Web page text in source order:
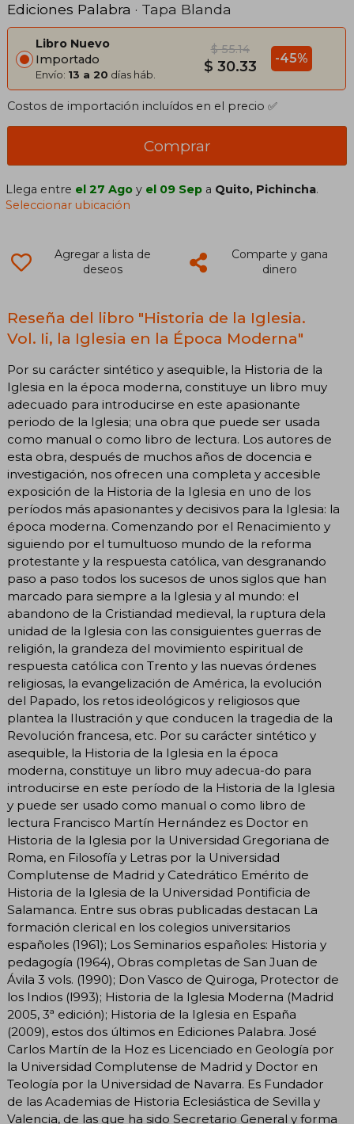
Ediciones Palabra · Tapa Blanda
Libro Nuevo
Importado
Envío: 13 a 20 días háb.
$ 55.14
$ 30.33 -45%
Costos de importación incluídos en el precio ✅
Comprar
Llega entre el 27 Ago y el 09 Sep a Quito, Pichincha.
Seleccionar ubicación
Agregar a lista de
deseos
Comparte y gana
dinero
Reseña del libro "Historia de la Iglesia.
Vol. Ii, la Iglesia en la Época Moderna"
Por su carácter sintético y asequible, la Historia de la
Iglesia en la época moderna, constituye un libro muy
adecuado para introducirse en este apasionante
periodo de la Iglesia; una obra que puede ser usada
como manual o como libro de lectura. Los autores de
esta obra, después de muchos años de docencia e
investigación, nos ofrecen una completa y accesible
exposición de la Historia de la Iglesia en uno de los
períodos más apasionantes y decisivos para la Iglesia: la
época moderna. Comenzando por el Renacimiento y
siguiendo por el tumultuoso mundo de la reforma
protestante y la respuesta católica, van desgranando
paso a paso todos los sucesos de unos siglos que han
marcado para siempre a la Iglesia y al mundo: el
abandono de la Cristiandad medieval, la ruptura dela
unidad de la Iglesia con las consiguientes guerras de
religión, la grandeza del movimiento espiritual de
respuesta católica con Trento y las nuevas órdenes
religiosas, la evangelización de América, la evolución
del Papado, los retos ideológicos y religiosos que
plantea la Ilustración y que conducen la tragedia de la
Revolución francesa, etc. Por su carácter sintético y
asequible, la Historia de la Iglesia en la época
moderna, constituye un libro muy adecua-do para
introducirse en este período de la Historia de la Iglesia
y puede ser usado como manual o como libro de
lectura Francisco Martín Hernández es Doctor en
Historia de la Iglesia por la Universidad Gregoriana de
Roma, en Filosofía y Letras por la Universidad
Complutense de Madrid y Catedrático Emérito de
Historia de la Iglesia de la Universidad Pontificia de
Salamanca. Entre sus obras publicadas destacan La
formación clerical en los colegios universitarios
españoles (1961); Los Seminarios españoles: Historia y
pedagogía (1964), Obras completas de San Juan de
Ávila 3 vols. (1990); Don Vasco de Quiroga, Protector de
los Indios (l993); Historia de la Iglesia Moderna (Madrid
2005, 3ª edición); Historia de la Iglesia en España
(2009), estos dos últimos en Ediciones Palabra. José
Carlos Martín de la Hoz es Licenciado en Geología por
la Universidad Complutense de Madrid y Doctor en
Teología por la Universidad de Navarra. Es Fundador
de las Academias de Historia Eclesiástica de Sevilla y
Valencia, de las que ha sido Secretario General y forma